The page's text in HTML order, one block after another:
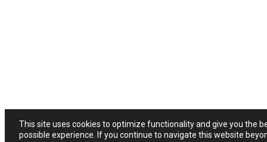
This site uses cookies to optimize functionality and give you the
possible experience. If you continue to navigate this website